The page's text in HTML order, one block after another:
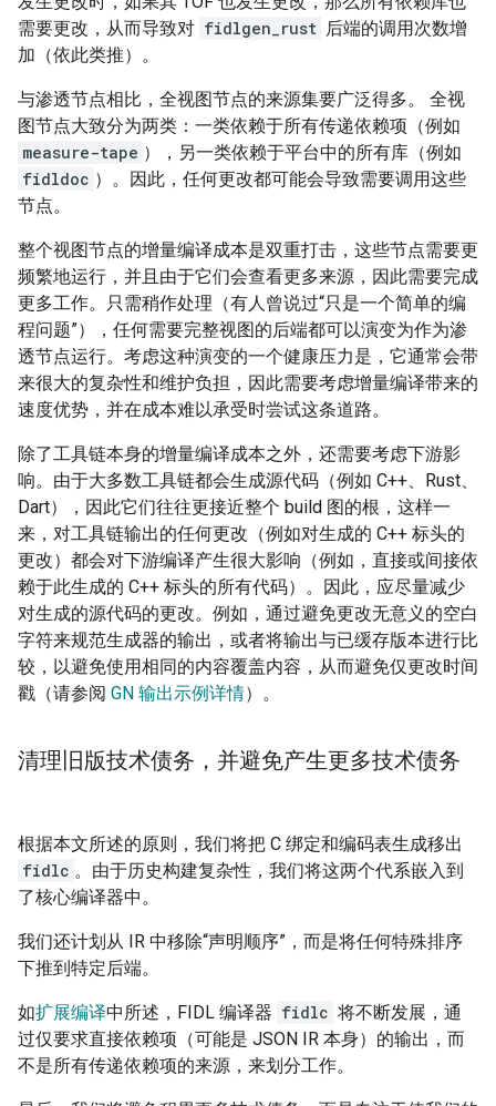
需要更改，从而导致对 fidlgen_rust 后端的调用次数增
加（依此类推）。
与渗透节点相比，全视图节点的来源集要广泛得多。 全视
图节点大致分为两类：一类依赖于所有传递依赖项（例如
measure-tape ），另一类依赖于平台中的所有库（例如
fidldoc ）。因此，任何更改都可能会导致需要调用这些
节点。
整个视图节点的增量编译成本是双重打击，这些节点需要更
频繁地运行，并且由于它们会查看更多来源，因此需要完成
更多工作。只需稍作处理（有人曾说过“只是一个简单的编
程问题”），任何需要完整视图的后端都可以演变为作为渗
透节点运行。考虑这种演变的一个健康压力是，它通常会带
来很大的复杂性和维护负担，因此需要考虑增量编译带来的
速度优势，并在成本难以承受时尝试这条道路。
除了工具链本身的增量编译成本之外，还需要考虑下游影
响。由于大多数工具链都会生成源代码（例如 C++、Rust、
Dart），因此它们往往更接近整个 build 图的根，这样一
来，对工具链输出的任何更改（例如对生成的 C++ 标头的
更改）都会对下游编译产生很大影响（例如，直接或间接依
赖于此生成的 C++ 标头的所有代码）。因此，应尽量减少
对生成的源代码的更改。例如，通过避免更改无意义的空白
字符来规范生成器的输出，或者将输出与已缓存版本进行比
较，以避免使用相同的内容覆盖内容，从而避免仅更改时间
戳（请参阅 GN 输出示例详情）。
清理旧版技术债务，并避免产生更多技术债务
根据本文所述的原则，我们将把 C 绑定和编码表生成移出
fidlc 。由于历史构建复杂性，我们将这两个代系嵌入到
了核心编译器中。
我们还计划从 IR 中移除“声明顺序”，而是将任何特殊排序
下推到特定后端。
如扩展编译中所述，FIDL 编译器 fidlc 将不断发展，通
过仅要求直接依赖项（可能是 JSON IR 本身）的输出，而
不是所有传递依赖项的来源，来划分工作。